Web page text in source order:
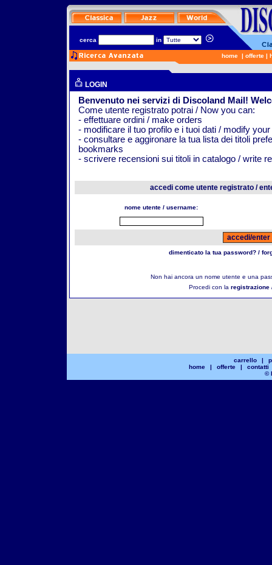
cerca in
home | offerte |
LOGIN
Benvenuto nei servizi di Discoland Mail!
Come utente registrato potrai / Now you can:
- effettuare ordini / make orders
- modificare il tuo profilo e i tuoi dati / modify your
- consultare e aggironare la tua lista dei titoli
bookmarks
- scrivere recensioni sui titoli in catalogo / write
accedi come utente registrato /
nome utente / username:
dimenticato la tua password? /
Non hai ancora un nome utente e una
Procedi con la registrazione
carrello |
home
| offerte |
contatti
©